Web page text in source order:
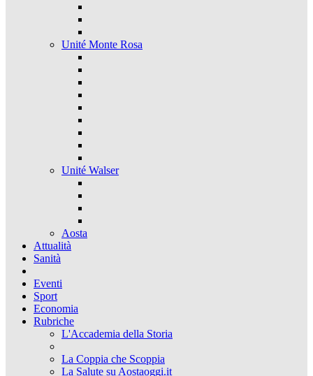
Unité Monte Rosa
Unité Walser
Aosta
Attualità
Sanità
Eventi
Sport
Economia
Rubriche
L'Accademia della Storia
La Coppia che Scoppia
La Salute su Aostaoggi.it